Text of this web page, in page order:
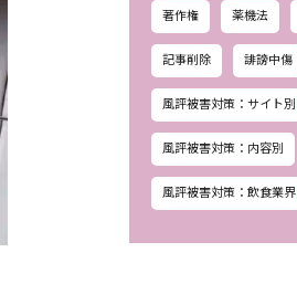
著作権 薬機法
記事削除 誹謗中傷
風評被害対策：サイト別
風評被害対策：内容別
風評被害対策：飲食業界